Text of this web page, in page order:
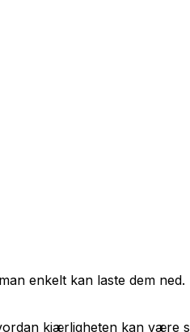
enkelt kan laste dem ned.
kjærligheten kan være